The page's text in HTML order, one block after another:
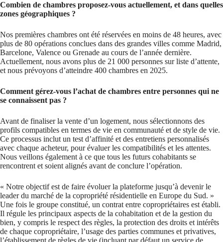
Combien de chambres proposez-vous actuellement, et dans quelles
zones géographiques ?
Nos premières chambres ont été réservées en moins de 48 heures, avec
plus de 80 opérations conclues dans des grandes villes comme Madrid,
Barcelone, Valence ou Grenade au cours de l’année dernière.
Actuellement, nous avons plus de 21 000 personnes sur liste d’attente,
et nous prévoyons d’atteindre 400 chambres en 2025.
Comment gérez-vous l’achat de chambres entre personnes qui ne
se connaissent pas ?
Avant de finaliser la vente d’un logement, nous sélectionnons des
profils compatibles en termes de vie en communauté et de style de vie.
Ce processus inclut un test d’affinité et des entretiens personnalisés
avec chaque acheteur, pour évaluer les compatibilités et les attentes.
Nous veillons également à ce que tous les futurs cohabitants se
rencontrent et soient alignés avant de conclure l’opération.
« Notre objectif est de faire évoluer la plateforme jusqu’à devenir le
leader du marché de la copropriété résidentielle en Europe du Sud. »
Une fois le groupe constitué, un contrat entre copropriétaires est établi.
Il régule les principaux aspects de la cohabitation et de la gestion du
bien, y compris le respect des règles, la protection des droits et intérêts
de chaque copropriétaire, l’usage des parties communes et privatives,
l’établissement de règles de vie (incluant par défaut un service de